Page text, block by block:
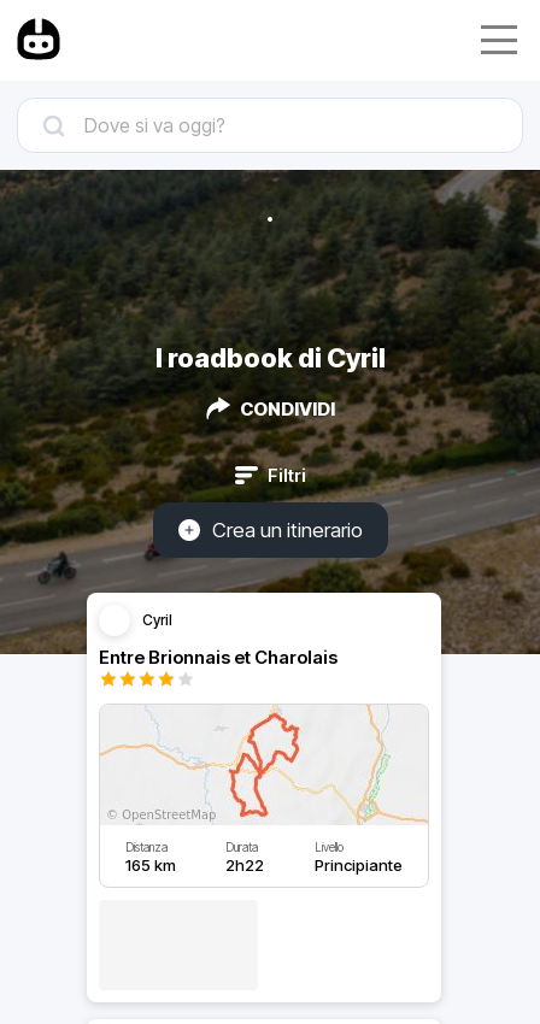
I roadbook di Cyril
CONDIVIDI
Filtri
Crea un itinerario
Cyril
Entre Brionnais et Charolais
Distanza
165 km
Durata
2h22
Livello
Principiante